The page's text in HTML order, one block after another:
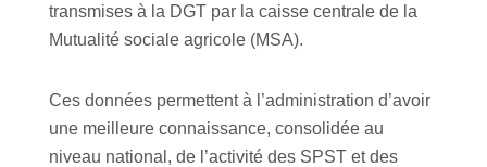
transmises à la DGT par la caisse centrale de la
Mutualité sociale agricole (MSA).
Ces données permettent à l’administration d’avoir
une meilleure connaissance, consolidée au
niveau national, de l’activité des SPST et des